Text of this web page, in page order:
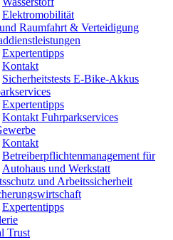
Elektromobilität
Raumfahrt & Verteidigung
Expertentipps
Kontakt
Sicherheitstests E-Bike-Akkus
Expertentipps
Kontakt Fuhrparkservices
Kontakt
Betreiberpflichtenmanagement für
Autohaus und Werkstatt
und Arbeitssicherheit
Expertentipps
Trust